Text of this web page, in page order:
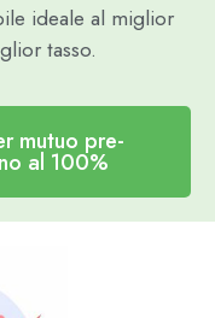
ideale al miglior
tasso.
mutuo pre-
al 100%